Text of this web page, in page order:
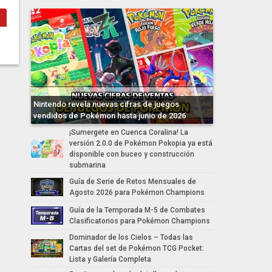
Nintendo revela nuevas cifras de juegos
vendidos de Pokémon hasta junio de 2026
¡Sumergete en Cuenca Coralina! La
versión 2.0.0 de Pokémon Pokopia ya está
disponible con buceo y construcción
submarina
Guía de Serie de Retos Mensuales de
Agosto 2026 para Pokémon Champions
Guía de la Temporada M-5 de Combates
Clasificatorios para Pokémon Champions
Dominador de los Cielos – Todas las
Cartas del set de Pokémon TCG Pocket:
Lista y Galería Completa